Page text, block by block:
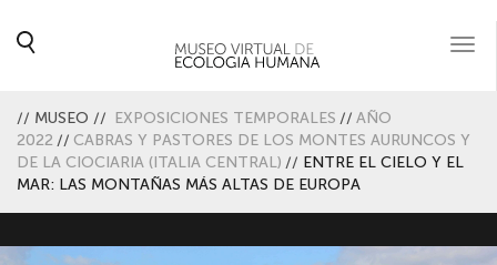
// MUSEO // EXPOSICIONES TEMPORALES // AÑO
2022 // CABRAS Y PASTORES DE LOS MONTES AURUNCOS Y
DE LA CIOCIARIA (ITALIA CENTRAL) // ENTRE EL CIELO Y EL
MAR: LAS MONTAÑAS MÁS ALTAS DE EUROPA